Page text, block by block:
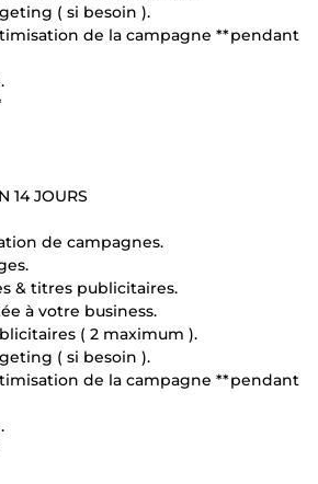
( si besoin ).
de la campagne **pendant
14 JOURS
de campagnes.
& titres publicitaires.
à votre business.
( 2 maximum ).
( si besoin ).
de la campagne **pendant